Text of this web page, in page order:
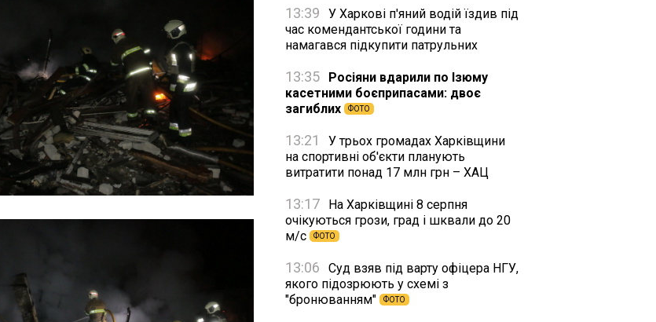
13:39
У Харкові п'яний водій їздив під
час комендантської години та
намагався підкупити патрульних
13:35
Росіяни вдарили по Ізюму
касетними боєприпасами: двоє
загиблих
ФОТО
13:21
У трьох громадах Харківщини
на спортивні об'єкти планують
витратити понад 17 млн грн – ХАЦ
13:17
На Харківщині 8 серпня
очікуються грози, град і шквали до 20
м/с
ФОТО
13:06
Суд взяв під варту офіцера НГУ,
якого підозрюють у схемі з
"бронюванням"
ФОТО